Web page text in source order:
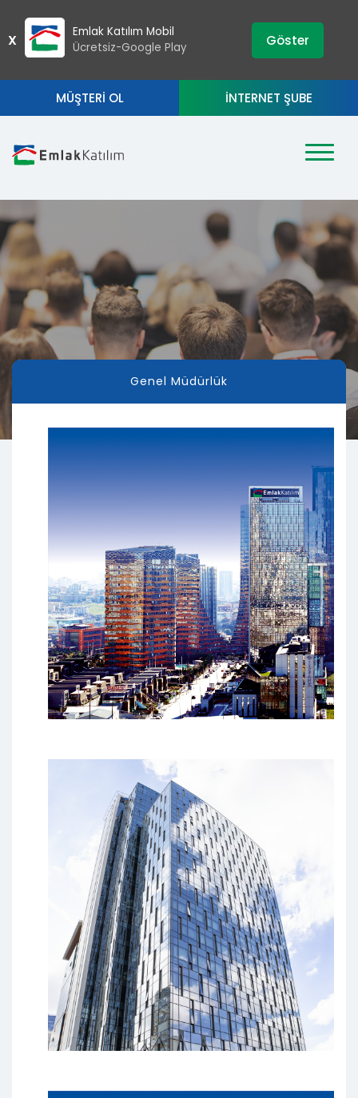
X
Emlak Katılım Mobil
Ücretsiz-Google Play
Göster
İNTERNET ŞUBE
MÜŞTERİ OL
Genel Müdürlük